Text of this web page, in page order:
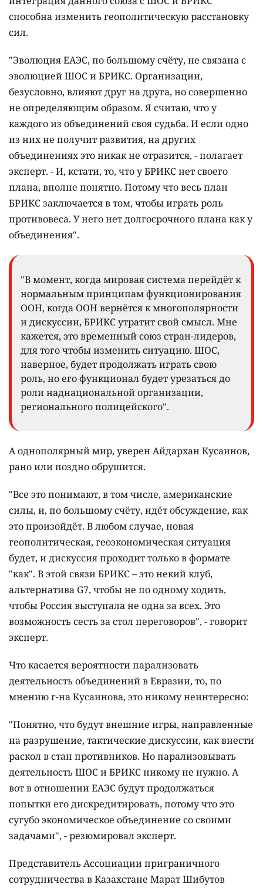
способна изменить геополитическую расстановку
сил.
"Эволюция ЕАЭС, по большому счёту, не связана с
эволюцией ШОС и БРИКС. Организации,
безусловно, влияют друг на друга, но совершенно
не определяющим образом. Я считаю, что у
каждого из объединений своя судьба. И если одно
из них не получит развития, на других
объединениях это никак не отразится, - полагает
эксперт. - И, кстати, то, что у БРИКС нет своего
плана, вполне понятно. Потому что весь план
БРИКС заключается в том, чтобы играть роль
противовеса. У него нет долгосрочного плана как у
объединения".
"В момент, когда мировая система перейдёт к
нормальным принципам функционирования
ООН, когда ООН вернётся к многополярности
и дискуссии, БРИКС утратит свой смысл. Мне
кажется, это временный союз стран-лидеров,
для того чтобы изменить ситуацию. ШОС,
наверное, будет продолжать играть свою
роль, но его функционал будет урезаться до
роли наднациональной организации,
регионального полицейского".
А однополярный мир, уверен Айдархан Кусаинов,
рано или поздно обрушится.
"Все это понимают, в том числе, американские
силы, и, по большому счёту, идёт обсуждение, как
это произойдёт. В любом случае, новая
геополитическая, геоэкономическая ситуация
будет, и дискуссия проходит только в формате
"как". В этой связи БРИКС – это некий клуб,
альтернатива G7, чтобы не по одному ходить,
чтобы Россия выступала не одна за всех. Это
возможность сесть за стол переговоров", - говорит
эксперт.
Что касается вероятности парализовать
деятельность объединений в Евразии, то, по
мнению г-на Кусаинова, это никому неинтересно:
"Понятно, что будут внешние игры, направленные
на разрушение, тактические дискуссии, как внести
раскол в стан противников. Но парализовывать
деятельность ШОС и БРИКС никому не нужно. А
вот в отношении ЕАЭС будут продолжаться
попытки его дискредитировать, потому что это
сугубо экономическое объединение со своими
задачами", - резюмировал эксперт.
Представитель Ассоциации приграничного
сотрудничества в Казахстане Марат Шибутов